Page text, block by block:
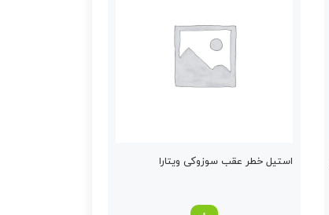
استیل خطر عقب سوزوکی ویتارا